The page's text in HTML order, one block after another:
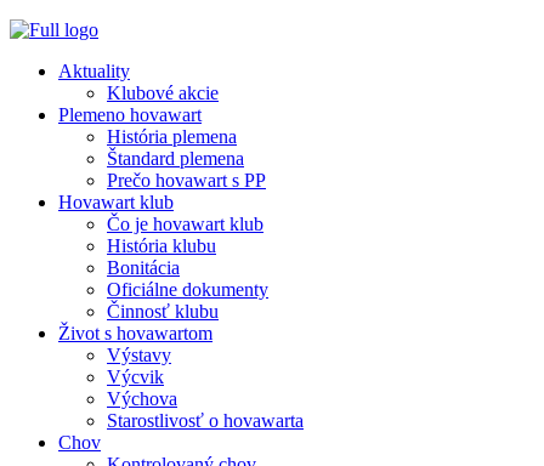
Aktuality
Klubové akcie
Plemeno hovawart
História plemena
Štandard plemena
Prečo hovawart s PP
Hovawart klub
Čo je hovawart klub
História klubu
Bonitácia
Oficiálne dokumenty
Činnosť klubu
Život s hovawartom
Výstavy
Výcvik
Výchova
Starostlivosť o hovawarta
Chov